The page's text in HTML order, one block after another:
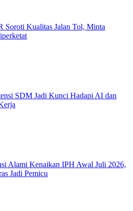
Soroti Kualitas Jalan Tol, Minta
SDM Jadi Kunci Hadapi AI dan
Alami Kenaikan IPH Awal Juli 2026,
Jadi Pemicu